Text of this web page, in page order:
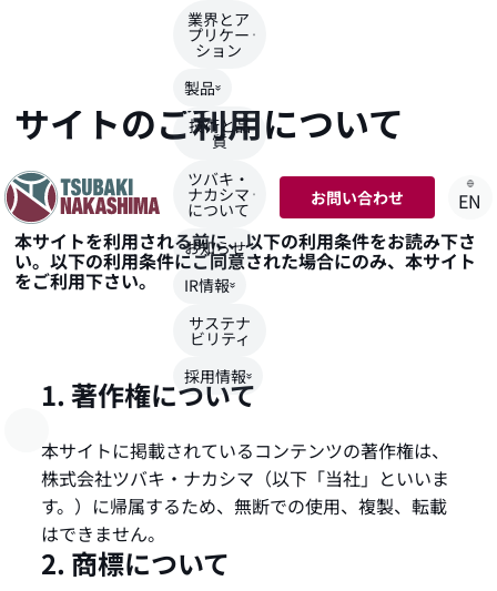
業界とア
プリケー
ション
製品
技術と品
質
ツバキ・
ナカシマ
について
お知らせ
IR情報
サステナ
ビリティ
採用情報
お問い合わせ EN
サイトのご利用について
本サイトを利用される前に、以下の利用条件をお読み下さ
い。以下の利用条件にご同意された場合にのみ、本サイト
をご利用下さい。
1. 著作権について
本サイトに掲載されているコンテンツの著作権は、
株式会社ツバキ・ナカシマ（以下「当社」といいま
す。）に帰属するため、無断での使用、複製、転載
はできません。
2. 商標について